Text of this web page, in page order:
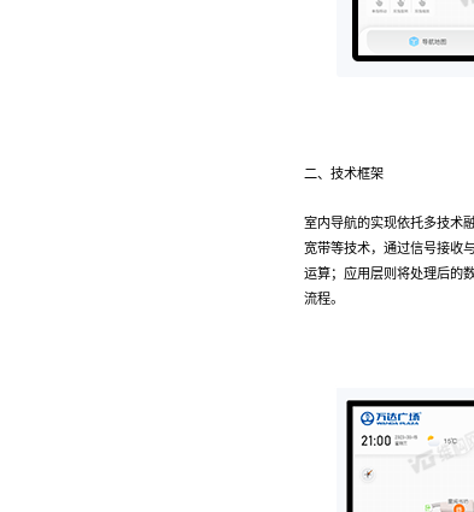
二、技术框架
室内导航的实现依托多技术
宽带等技术，通过信号接收
运算；应用层则将处理后的
流程。